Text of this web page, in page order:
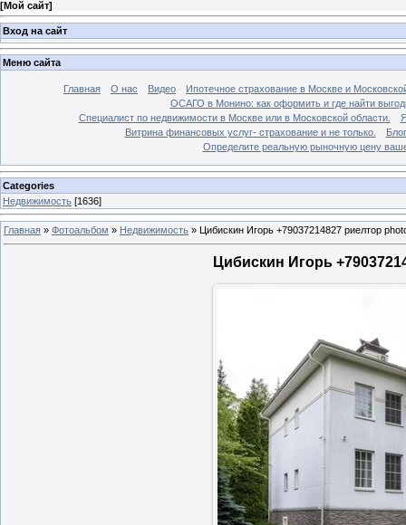
[Мой сайт]
Вход на сайт
Меню сайта
Главная О нас Видео
Ипотечное страхование в Москве и
ОСАГО в Монино: как оформить и где найти
Специалист по недвижимости в Москве или в Московской области.
Витрина финансовых услуг- страхование и не только.
Блог
Определите реальную рыночную цену
Categories
Недвижимость [1636]
Главная » Фотоальбом » Недвижимость » Цибискин Игорь +79037214827 риелтор
Цибискин Игорь